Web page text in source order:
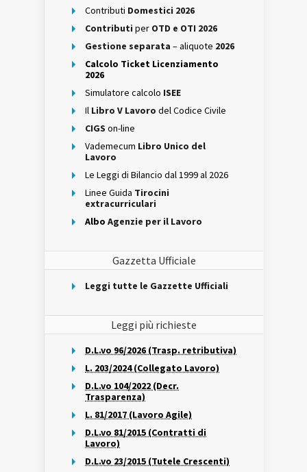
Contributi Domestici 2026
Contributi per OTD e OTI 2026
Gestione separata – aliquote 2026
Calcolo Ticket Licenziamento
2026
Simulatore calcolo ISEE
Il Libro V Lavoro del Codice Civile
CIGS on-line
Vademecum Libro Unico del
Lavoro
Le Leggi di Bilancio dal 1999 al 2026
Linee Guida Tirocini
extracurriculari
Albo Agenzie per il Lavoro
Gazzetta Ufficiale
Leggi tutte le Gazzette Ufficiali
Leggi più richieste
D.L.vo 96/2026 (Trasp. retributiva)
L. 203/2024 (Collegato Lavoro)
D.L.vo 104/2022 (Decr.
Trasparenza)
L. 81/2017 (Lavoro Agile)
D.L.vo 81/2015 (Contratti di
Lavoro)
D.L.vo 23/2015 (Tutele Crescenti)